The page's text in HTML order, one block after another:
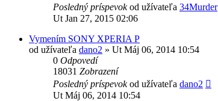
Posledný príspevokod užívateľa 34Murder
Ut Jan 27, 2015 02:06
Vymením SONY XPERIA P
od užívateľa dano2 » Ut Máj 06, 2014 10:54
0 Odpovedí
18031 Zobrazení
Posledný príspevokod užívateľa dano2
Ut Máj 06, 2014 10:54